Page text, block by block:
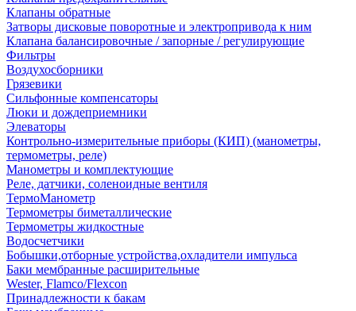
Клапаны обратные
Затворы дисковые поворотные и электропривода к ним
Клапана балансировочные / запорные / регулирующие
Фильтры
Воздухосборники
Грязевики
Сильфонные компенсаторы
Люки и дождеприемники
Элеваторы
Контрольно-измерительные приборы (КИП) (манометры,
термометры, реле)
Манометры и комплектующие
Реле, датчики, соленоидные вентиля
ТермоМанометр
Термометры биметаллические
Термометры жидкостные
Водосчетчики
Бобышки,отборные устройства,охладители импульса
Баки мембранные расширительные
Wester, Flamco/Flexcon
Принадлежности к бакам